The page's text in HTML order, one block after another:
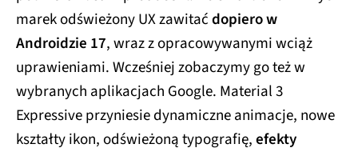
marek odświeżony UX zawitaćdopiero w
Androidzie 17, wraz z opracowywanymi wciąż
uprawieniami. Wcześniej zobaczymy go też w
wybranych aplikacjach Google. Material 3
Expressive przyniesie dynamiczne animacje, nowe
kształty ikon, odświeżoną typografię,efekty